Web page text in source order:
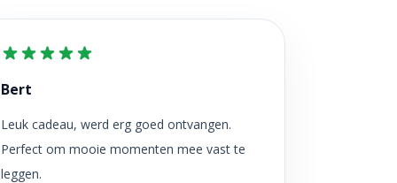
Bert
Leuk cadeau, werd erg goed ontvangen.
Perfect om mooie momenten mee vast te
leggen.